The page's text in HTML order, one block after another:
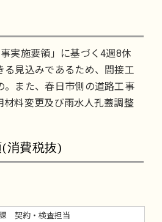
実施要領」に基づく4週8休
る見込みであるため、間接工
。また、春日市側の道路工事
材料変更及び雨水人孔蓋調整
消費税抜)
契約・検査担当